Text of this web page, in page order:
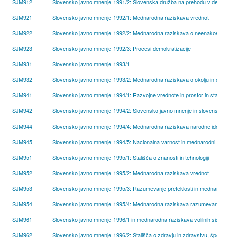
SJM921
Slovensko javno mnenje 1992/1: Mednarodna raziskava vrednot
SJM922
Slovensko javno mnenje 1992/2: Mednarodna raziskava o neenakosti
SJM923
Slovensko javno mnenje 1992/3: Procesi demokratizacije
SJM931
Slovensko javno mnenje 1993/1
SJM932
Slovensko javno mnenje 1993/2: Mednarodna raziskava o okolju in
SJM941
Slovensko javno mnenje 1994/1: Razvojne vrednote in prostor in
SJM942
Slovensko javno mnenje 1994/2: Slovensko javno mnenje in
SJM944
Slovensko javno mnenje 1994/4: Mednarodna raziskava narodne
SJM945
Slovensko javno mnenje 1994/5: Nacionalna varnost in mednarodni
SJM951
Slovensko javno mnenje 1995/1: Stališča o znanosti in tehnologiji
SJM952
Slovensko javno mnenje 1995/2: Mednarodna raziskava vrednot
SJM953
Slovensko javno mnenje 1995/3: Razumevanje preteklosti in
SJM954
Slovensko javno mnenje 1995/4: Mednarodna raziskava
SJM961
Slovensko javno mnenje 1996/1 in mednarodna raziskava volilnih
SJM962
Slovensko javno mnenje 1996/2: Stališča o zdravju in zdravstvu,